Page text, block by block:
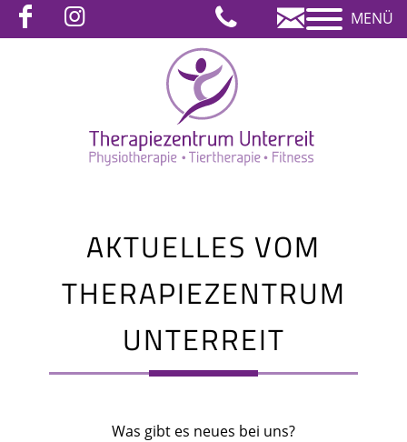
MENÜ
AKTUELLES VOM
THERAPIEZENTRUM
UNTERREIT
Was gibt es neues bei uns?